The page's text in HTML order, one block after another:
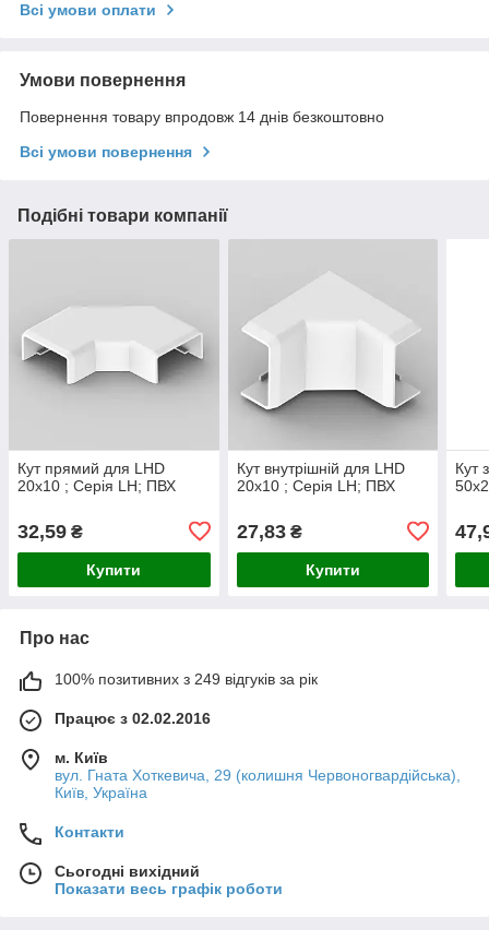
Всі умови оплати
Умови повернення
Повернення товару впродовж 14 днів безкоштовно
Всі умови повернення
Подібні товари компанії
Кут прямий для LHD
20x10 ; Серія LH; ПВХ
32,59 ₴
Купити
Кут внутрішній для LHD
20x10 ; Серія LH; ПВХ
27,83₴
Купити
Кут
Про нас
100% позитивних з 249 відгуків за рік
Працює з 02.02.2016
м. Київ
вул. Гната Хоткевича, 29 (колишня Червоногвардійська),
Київ, Україна
Контакти
Сьогодні вихідний
Показати весь графік роботи